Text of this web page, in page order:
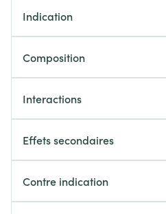
Indication
Composition
Interactions
Effets secondaires
Contre indication